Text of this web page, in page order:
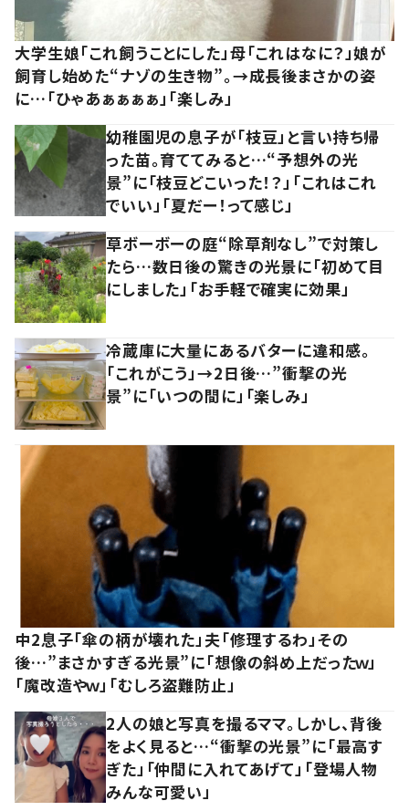
大学生娘「これ飼うことにした」母「これはなに？」娘が
飼育し始めた“ナゾの生き物”。→成長後まさかの姿
に…「ひゃあぁぁぁぁ」「楽しみ」
幼稚園児の息子が「枝豆」と言い持ち帰
った苗。育ててみると…“予想外の光
景”に「枝豆どこいった！？」「これはこれ
でいい」「夏だー！って感じ」
草ボーボーの庭“除草剤なし”で対策し
たら…数日後の驚きの光景に「初めて目
にしました」「お手軽で確実に効果」
冷蔵庫に大量にあるバターに違和感。
「これがこう」→2日後…”衝撃の光
景”に「いつの間に」「楽しみ」
中2息子「傘の柄が壊れた」夫「修理するわ」その
後…”まさかすぎる光景”に「想像の斜め上だったｗ」
「魔改造やｗ」「むしろ盗難防止」
2人の娘と写真を撮るママ。しかし、背後
をよく見ると…“衝撃の光景”に「最高す
ぎた」「仲間に入れてあげて」「登場人物
みんな可愛い」